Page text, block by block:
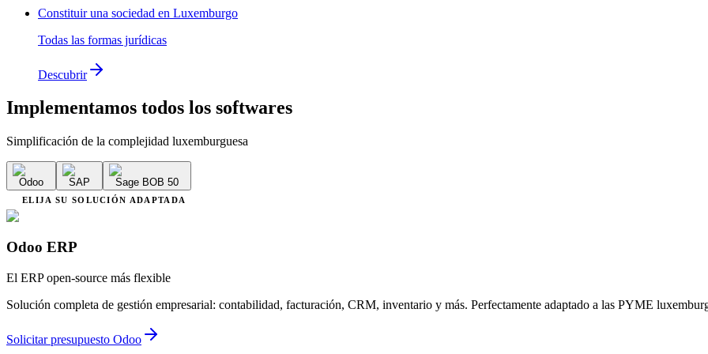
Constituir una sociedad en Luxemburgo
Todas las formas jurídicas
Descubrir
Implementamos todos los softwares
Simplificación de la complejidad luxemburguesa
Odoo SAP Sage BOB 50
ELIJA SU SOLUCIÓN ADAPTADA
Odoo ERP
El ERP open-source más flexible
Solución completa de gestión empresarial: contabilidad, facturación, CRM, inventario y más. Perfectamente adaptado a las PYME
Solicitar presupuesto Odoo